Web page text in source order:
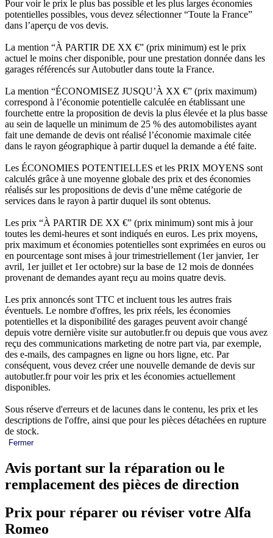
Pour voir le prix le plus bas possible et les plus larges économies
potentielles possibles, vous devez sélectionner “Toute la France”
dans l’aperçu de vos devis.
La mention “À PARTIR DE XX €” (prix minimum) est le prix
actuel le moins cher disponible, pour une prestation donnée dans les
garages référencés sur Autobutler dans toute la France.
La mention “ÉCONOMISEZ JUSQU’À XX €” (prix maximum)
correspond à l’économie potentielle calculée en établissant une
fourchette entre la proposition de devis la plus élevée et la plus basse
au sein de laquelle un minimum de 25 % des automobilistes ayant
fait une demande de devis ont réalisé l’économie maximale citée
dans le rayon géographique à partir duquel la demande a été faite.
Les ÉCONOMIES POTENTIELLES et les PRIX MOYENS sont
calculés grâce à une moyenne globale des prix et des économies
réalisés sur les propositions de devis d’une même catégorie de
services dans le rayon à partir duquel ils sont obtenus.
Les prix “À PARTIR DE XX €” (prix minimum) sont mis à jour
toutes les demi-heures et sont indiqués en euros. Les prix moyens,
prix maximum et économies potentielles sont exprimées en euros ou
en pourcentage sont mises à jour trimestriellement (1er janvier, 1er
avril, 1er juillet et 1er octobre) sur la base de 12 mois de données
provenant de demandes ayant reçu au moins quatre devis.
Les prix annoncés sont TTC et incluent tous les autres frais
éventuels. Le nombre d'offres, les prix réels, les économies
potentielles et la disponibilité des garages peuvent avoir changé
depuis votre dernière visite sur autobutler.fr ou depuis que vous avez
reçu des communications marketing de notre part via, par exemple,
des e-mails, des campagnes en ligne ou hors ligne, etc. Par
conséquent, vous devez créer une nouvelle demande de devis sur
autobutler.fr pour voir les prix et les économies actuellement
disponibles.
Sous réserve d'erreurs et de lacunes dans le contenu, les prix et les
descriptions de l'offre, ainsi que pour les pièces détachées en rupture
de stock.
Fermer
Avis portant sur la réparation ou le
remplacement des pièces de direction
Prix pour réparer ou réviser votre Alfa
Romeo